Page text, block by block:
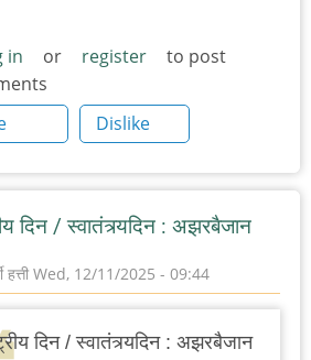
in or register
to post
Dislike
दिन / स्वातंत्र्यदिन : अझरबैजान
हत्ती Wed, 12/11/2025 - 09:44
दिन / स्वातंत्र्यदिन : अझरबैजान